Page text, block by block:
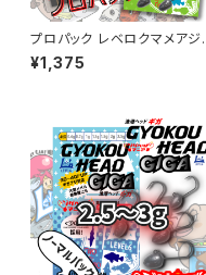
プロパック レベロクマメアジ
ッド #16·#14【JigHead
a】 各サイズ
¥1,375